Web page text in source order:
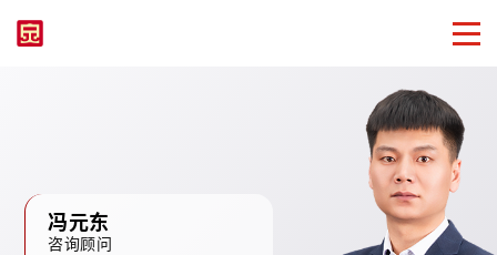
冯元东
咨询顾问